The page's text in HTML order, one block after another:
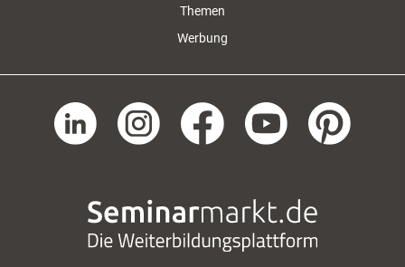
Themen
Werbung